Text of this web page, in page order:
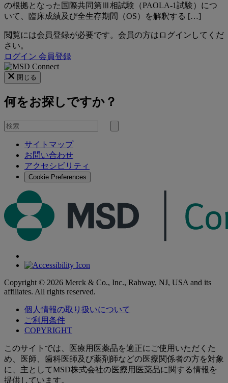
の根拠となった国際共同第Ⅲ相試験（PAOLA-1試験）につ
いて、臨床成績及び全生存期間（OS）を解釈する […]
閲覧には会員登録が必要です。会員の方はログインしてくだ
さい。
ログイン 会員登録
閉じる
何をお探しですか？
を
検
サイトマップ
お問い合わせ
アクセシビリティ
Cookie Preferences
Copyright © 2026 Merck & Co., Inc., Rahway, NJ, USA and its
affiliates. All rights reserved.
個人情報の取り扱いについて
ご利用条件
COPYRIGHT
このサイトでは、医療用医薬品を適正にご使用いただくた
め、医師、歯科医師及び薬剤師などの医療関係者の方を対象
に、主としてMSD株式会社の医療用医薬品に関する情報を
提供しています。